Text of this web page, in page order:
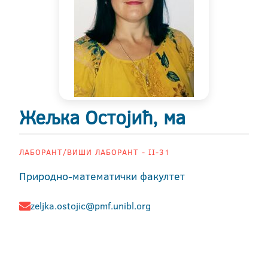
Жељка Остојић, ма
ЛАБОРАНТ/ВИШИ ЛАБОРАНТ - II-31
Природно-математички факултет
zeljka.ostojic@pmf.unibl.org